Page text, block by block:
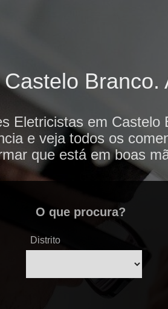
Eletricistas em Castelo
e veja todos os
que está em boas
O que procura?
Distrito